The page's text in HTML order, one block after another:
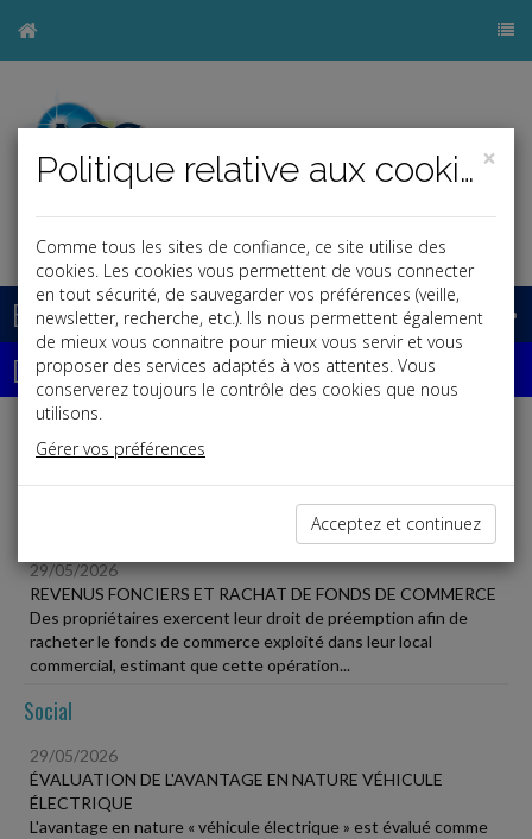
Base documentaire
Dépêches
Liste des dernières dépêches
29/05/2026
REVENUS FONCIERS ET RACHAT DE FONDS DE COMMERCE
Des propriétaires exercent leur droit de préemption afin de
racheter le fonds de commerce exploité dans leur local
commercial, estimant que cette opération...
Social
29/05/2026
ÉVALUATION DE L'AVANTAGE EN NATURE VÉHICULE
ÉLECTRIQUE
L'avantage en nature « véhicule électrique » est évalué comme
×
Politique relative aux cookies
Comme tous les sites de confiance, ce site utilise des
cookies. Les cookies vous permettent de vous connecter
en tout sécurité, de sauvegarder vos préférences (veille,
newsletter, recherche, etc.). Ils nous permettent également
de mieux vous connaitre pour mieux vous servir et vous
proposer des services adaptés à vos attentes. Vous
conserverez toujours le contrôle des cookies que nous
utilisons.
Gérer vos préférences
Acceptez et continuez